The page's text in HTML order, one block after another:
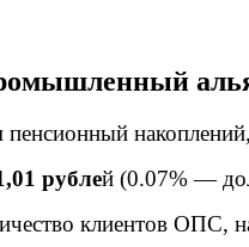
рублей (0.07% —
клиентов ОПС,